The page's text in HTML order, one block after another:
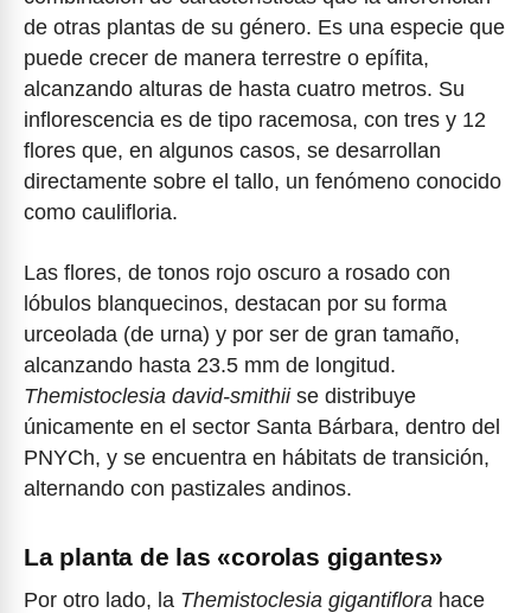
de otras plantas de su género. Es una especie que
puede crecer de manera terrestre o epífita,
alcanzando alturas de hasta cuatro metros. Su
inflorescencia es de tipo racemosa, con tres y 12
flores que, en algunos casos, se desarrollan
directamente sobre el tallo, un fenómeno conocido
como caulifloria.
Las flores, de tonos rojo oscuro a rosado con
lóbulos blanquecinos, destacan por su forma
urceolada (de urna) y por ser de gran tamaño,
alcanzando hasta 23.5 mm de longitud.
Themistoclesia david-smithiise distribuye
únicamente en el sector Santa Bárbara, dentro del
PNYCh, y se encuentra en hábitats de transición,
alternando con pastizales andinos.
La planta de las «corolas gigantes»
Por otro lado, la Themistoclesia gigantiflora hace